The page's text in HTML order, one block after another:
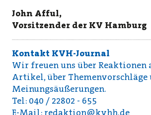
John Afful,
Vorsitzender der KV Hamburg
Kontakt KVH-Journal
Wir freuen uns über Reaktionen
Artikel, über Themenvorschläge
Meinungsäußerungen.
Tel: 040 / 22802 - 655
E-Mail: redaktion@kvhh.de